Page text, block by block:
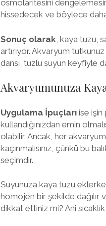
osmolaritesini
hissedecek ve böylece
Sonuç olarak , kaya tuzu,
artırıyor. Akvaryum
dansı, tuzlu suyun keyfiyle
Akvaryumunuza
Uygulama İpuçlarıise işin
kullandığınızdan emin
olabilir. Ancak, her
kaçınmalısınız, çünkü bu
seçimdir.
Suyunuza kaya tuzu
homojen bir şekilde dağılır
dikkat ettiniz mi? Ani